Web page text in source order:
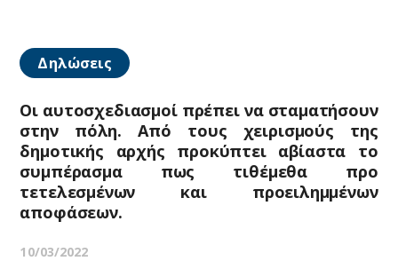
Δηλώσεις
Οι αυτοσχεδιασμοί πρέπει να σταματήσουν
στην πόλη. Από τους χειρισμούς της
δημοτικής αρχής προκύπτει αβίαστα το
συμπέρασμα πως τιθέμεθα προ
τετελεσμένων και προειλημμένων
αποφάσεων.
10/03/2022